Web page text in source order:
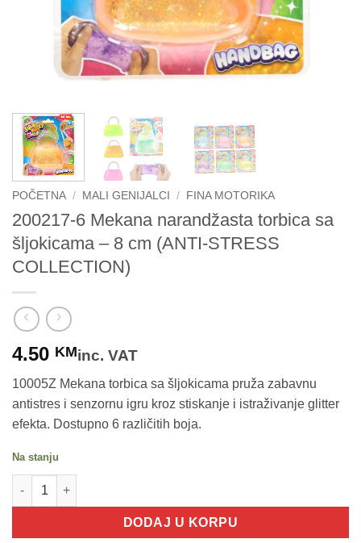
POČETNA / MALI GENIJALCI / FINA MOTORIKA
200217-6 Mekana narandžasta torbica sa
šljokicama – 8 cm (ANTI-STRESS
COLLECTION)
4.50 KMinc. VAT
10005Z Mekana torbica sa šljokicama pruža zabavnu
antistres i senzornu igru kroz stiskanje i istraživanje glitter
efekta. Dostupno 6 različitih boja.
Na stanju
200217-6 Mekana narandžasta torbica sa šljokicama - 8 cm
DODAJ U KORPU